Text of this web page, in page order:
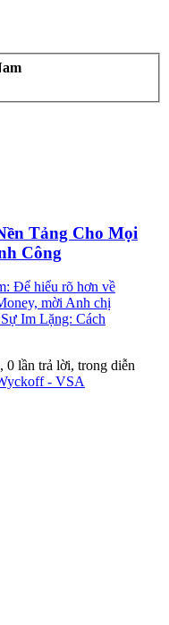
Tảng Cho Mọi
Công
Để hiểu rõ hơn về
mời Anh chị
Im Lặng: Cách
, 0 lần trả lời, trong diễn
- VSA